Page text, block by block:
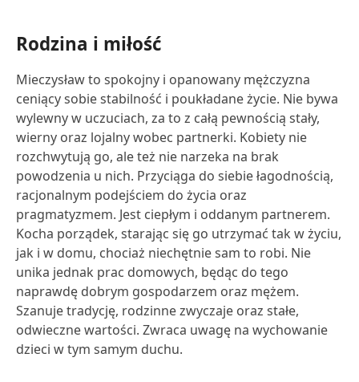
Rodzina i miłość
Mieczysław to spokojny i opanowany mężczyzna
ceniący sobie stabilność i poukładane życie. Nie bywa
wylewny w uczuciach, za to z całą pewnością stały,
wierny oraz lojalny wobec partnerki. Kobiety nie
rozchwytują go, ale też nie narzeka na brak
powodzenia u nich. Przyciąga do siebie łagodnością,
racjonalnym podejściem do życia oraz
pragmatyzmem. Jest ciepłym i oddanym partnerem.
Kocha porządek, starając się go utrzymać tak w życiu,
jak i w domu, chociaż niechętnie sam to robi. Nie
unika jednak prac domowych, będąc do tego
naprawdę dobrym gospodarzem oraz mężem.
Szanuje tradycję, rodzinne zwyczaje oraz stałe,
odwieczne wartości. Zwraca uwagę na wychowanie
dzieci w tym samym duchu.